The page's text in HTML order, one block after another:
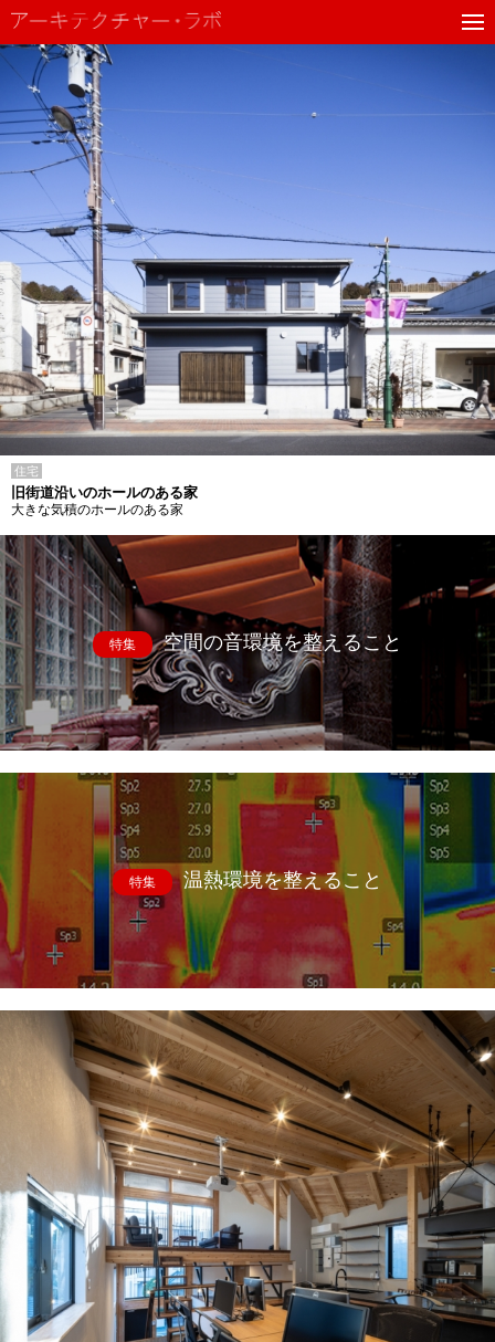
住宅
旧街道沿いのホールのある家
大きな気積のホールのある家
特集 空間の音環境を整えること
特集 温熱環境を整えること